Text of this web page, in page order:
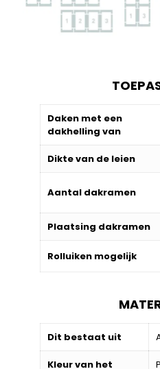
Daken met een
dakhelling van
Dikte van de leien
Aantal dakramen
Plaatsing dakramen
Rolluiken mogelijk
Dit bestaat uit
Kleur van het